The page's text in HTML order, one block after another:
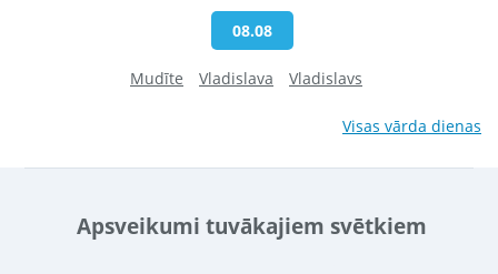
08.08
Mudīte Vladislava Vladislavs
Visas vārda dienas
Apsveikumi tuvākajiem svētkiem